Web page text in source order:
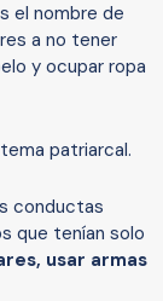
el nombre de
a no tener
y ocupar ropa
patriarcal.
conductas
que tenían solo
usar armas